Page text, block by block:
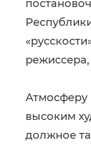
Атмосферу
высоким
должное